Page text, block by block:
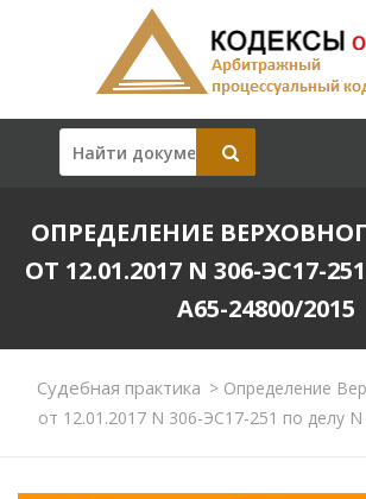
ОПРЕДЕЛЕНИЕ
ОТ 12.01.2017 N 306-ЭС17-
А65-24800/2015
Судебная практика >Определение
от 12.01.2017 N 306-ЭС17-251 по делу